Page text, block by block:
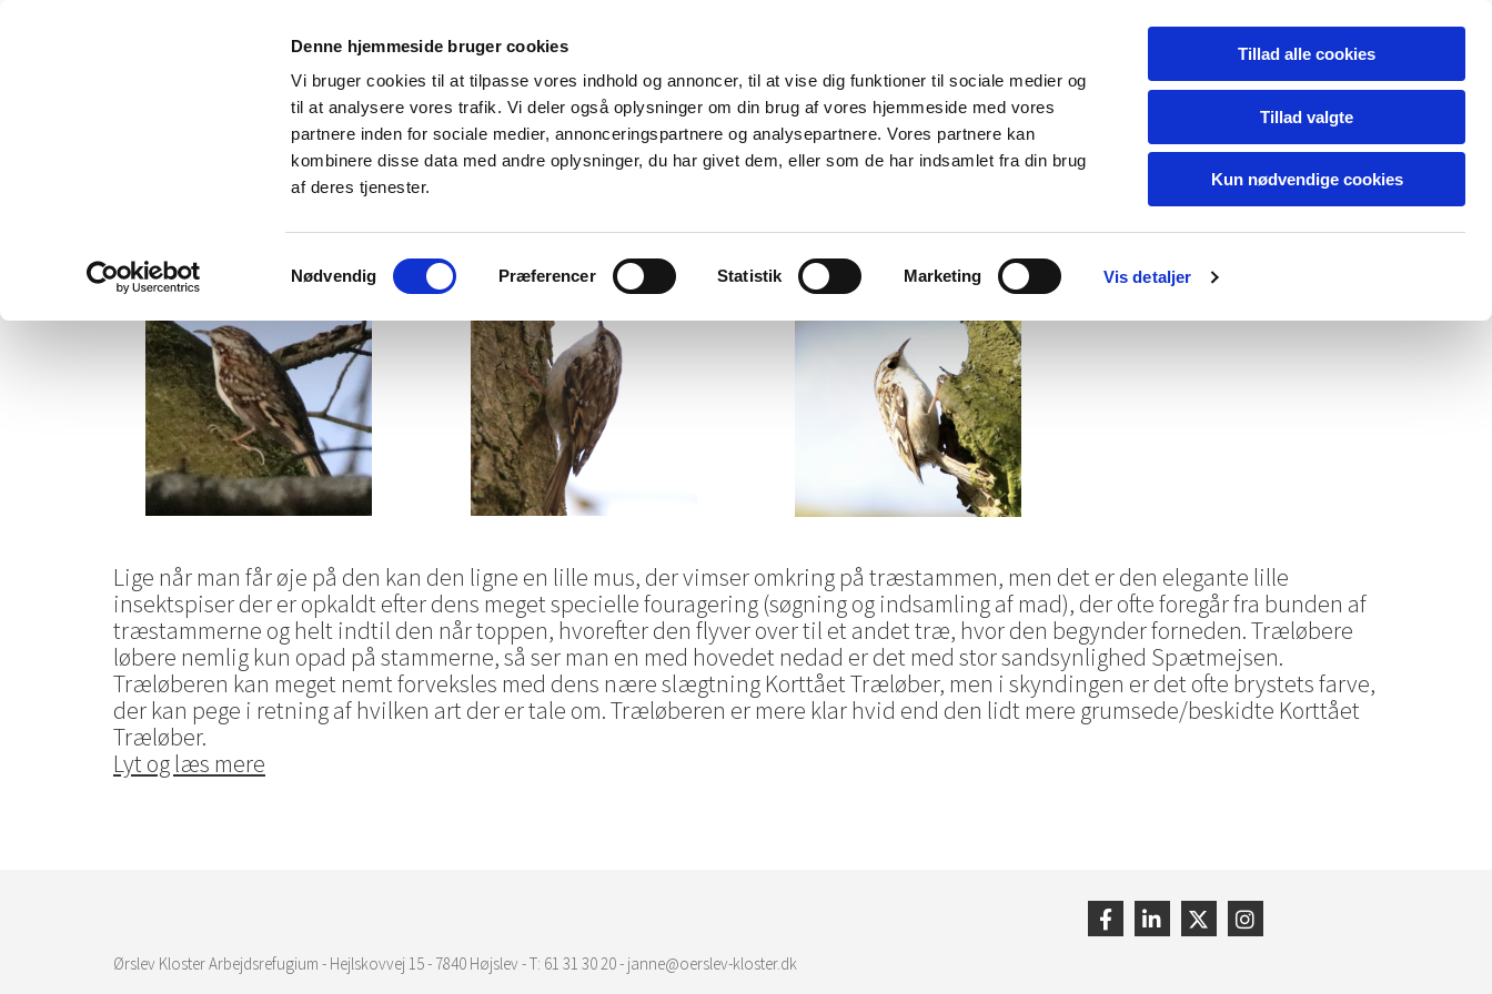
Denne hjemmeside bruger cookies
Vi bruger cookies til at tilpasse vores indhold og annoncer, til at vise dig funktioner til sociale medier og
til at analysere vores trafik. Vi deler også oplysninger om din brug af vores hjemmeside med vores
partnere inden for sociale medier, annonceringspartnere og analysepartnere. Vores partnere kan
kombinere disse data med andre oplysninger, du har givet dem, eller som de har indsamlet fra din brug
af deres tjenester.
Nødvendig Præferencer Statistik Marketing Vis detaljer
Tillad alle cookies
Tillad valgte
Kun nødvendige cookies
Hjem Ophold Besøg Kort og godt Historie Galleri Kontakt
Træløber
Lige når man får øje på den kan den ligne en lille mus, der vimser omkring på træstammen, men det er den elegante lille
insektspiser der er opkaldt efter dens meget specielle fouragering (søgning og indsamling af mad), der ofte foregår fra bunden af
træstammerne og helt indtil den når toppen, hvorefter den flyver over til et andet træ, hvor den begynder forneden. Træløbere
løbere nemlig kun opad på stammerne, så ser man en med hovedet nedad er det med stor sandsynlighed Spætmejsen.
Træløberen kan meget nemt forveksles med dens nære slægtning Korttået Træløber, men i skyndingen er det ofte brystets farve,
der kan pege i retning af hvilken art der er tale om. Træløberen er mere klar hvid end den lidt mere grumsede/beskidte Korttået
Træløber.
Lyt og læs mere
Ørslev Kloster Arbejdsrefugium - Hejlskovvej 15 - 7840 Højslev - T: 61 31 30 20 - janne@oerslev-kloster.dk